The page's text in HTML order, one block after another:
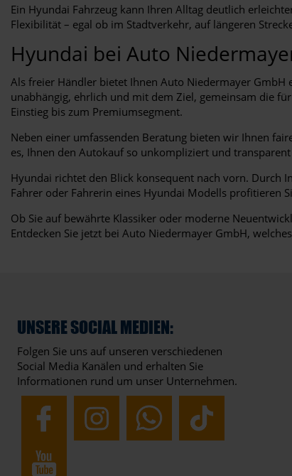
Ein Hyundai Fahrzeug kann Ihren Alltag deutlich
Flexibilität – egal ob im Stadtverkehr, auf längeren
Hyundai bei Auto
Als freier Händler bietet Ihnen Auto Niedermayer
unabhängig, ehrlich und mit dem Ziel, gemeinsam die
Einstieg bis zum Premiumsegment.
Neben einer umfassenden Beratung bieten wir Ihnen
es, Ihnen den Autokauf so unkompliziert und
Hyundai richtet den Blick konsequent nach vorn. Durch
Fahrer oder Fahrerin eines Hyundai Modells profitieren
Ob Sie auf bewährte Klassiker oder moderne
Entdecken Sie jetzt bei Auto Niedermayer GmbH,
UNSERE SOCIAL MEDIEN:
Folgen Sie uns auf unseren verschiedenen
Social Media Kanälen und erhalten Sie
Informationen rund um unser Unternehmen.